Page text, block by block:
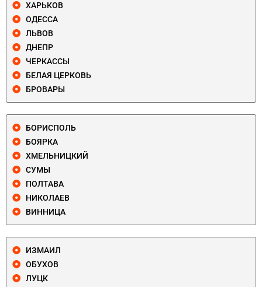
ХАРЬКОВ
ОДЕССА
ЛЬВОВ
ДНЕПР
ЧЕРКАССЫ
БЕЛАЯ ЦЕРКОВЬ
БРОВАРЫ
БОРИСПОЛЬ
БОЯРКА
ХМЕЛЬНИЦКИЙ
СУМЫ
ПОЛТАВА
НИКОЛАЕВ
ВИННИЦА
ИЗМАИЛ
ОБУХОВ
ЛУЦК